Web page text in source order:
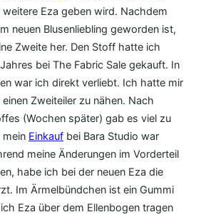
Eza geben wird. Nachdem
neuen Blusenliebling geworden ist,
Zweite her. Den Stoff hatte ich
bei The Fabric Sale gekauft. In
war ich direkt verliebt. Ich hatte mir
Zweiteiler zu nähen. Nach
(Wochen später) gab es viel zu
mein Einkauf bei Bara Studio war
meine Änderungen im Vorderteil
habe ich bei der neuen Eza die
Im Ärmelbündchen ist ein Gummi
Eza über dem Ellenbogen tragen